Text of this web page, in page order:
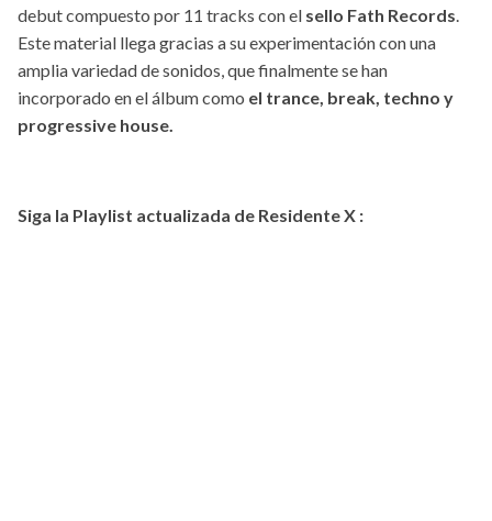
debut compuesto por 11 tracks con el sello Fath Records.
Este material llega gracias a su experimentación con una
amplia variedad de sonidos, que finalmente se han
incorporado en el álbum como el trance, break, techno y
progressive house.
Siga la Playlist actualizada de Residente X :